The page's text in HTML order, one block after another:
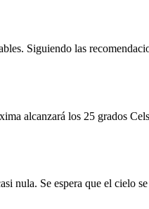
Siguiendo las
alcanzará los 25 grados
Se espera que el cielo